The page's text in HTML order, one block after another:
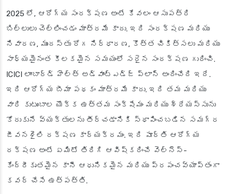
2025 లో, ఆరోగ్య సంరక్షణ అంటే కేవలం ఆసుపత్రి
బిల్లులు చెల్లించడం మాత్రమే కాదు. ఇది సంరక్షణ మరియు
నివారణ, ముందస్తు రోగ నిర్ధారణ, కొత్త చికిత్సలు మరియు
సాధ్యమైనంత కీలకమైన సమయంలో సరైన సంరక్షణ గురించి.
ICICI లాంబార్డ్ హెల్త్ అడ్వాంట్ఎడ్జ్ ప్లాన్ అందించేది ఇదే.
ఇది ఆరోగ్య బీమా పథకం మాత్రమే కాదు. ఇది తమ మరియు
వారి కుటుంబాల యొక్క ఉత్తమ సంక్షేమం మరియు శ్రేయస్సును
కోరుకునే వ్యక్తులను తీర్చడానికి స్థాపించబడిన సమగ్ర
జీవనశైలి రక్షణ కార్యక్రమం. ఇది పూర్తి ఆరోగ్య
రక్షణ అంటే ఏమిటో తిరిగి ఆవిష్కరించే వెల్నెస్-
కేంద్రీకృతమైన కానీ ఆధునికమైన మరియు ప్రపంచవ్యాప్తంగా
కవర్ చేసే ఉత్పత్తి.